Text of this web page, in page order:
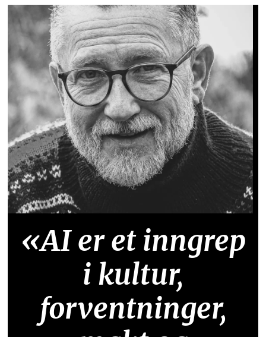
«AI er et inngrep
i kultur,
forventninger,